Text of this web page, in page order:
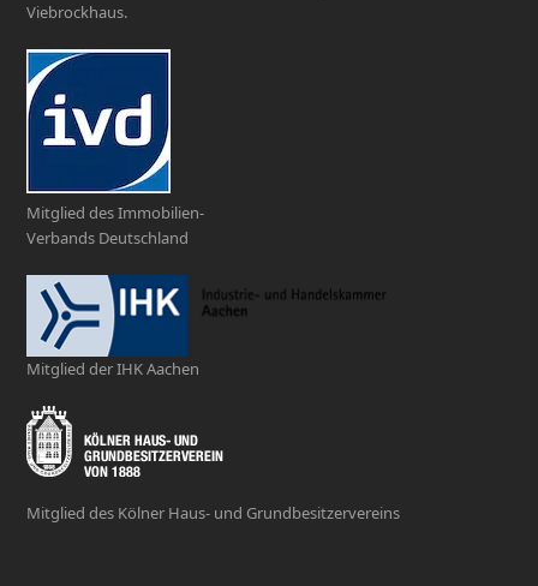
Viebrockhaus.
Mitglied des Immobilien-
Verbands Deutschland
Mitglied der IHK Aachen
Mitglied des Kölner Haus- und Grundbesitzervereins